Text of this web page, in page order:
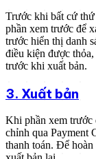
Trước khi bất cứ thứ
phần xem trước để
trước hiển thị danh
điều kiện được
trước khi xuất bản.
3. Xuất bản
Khi phần xem trước
chỉnh qua Payment
thanh toán. Để